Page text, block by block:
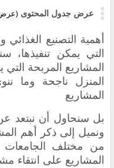
عرض جدول المحتوى
أهمية التصنيع
التي يمكن تنفيذها،
المشاريع المربحة
المنزل ناجحة وما
المشاريع
بل سنحاول أن نبتعد عن
ونميل إلى ذكر أهم
من مختلف الجامعات
المشاريع على انتقاء